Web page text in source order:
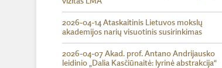
2026-04-14 Ataskaitinis Lietuvos mokslų
akademijos narių visuotinis susirinkimas
2026-04-07 Akad. prof. Antano Andrijausko
leidinio „Dalia Kasčiūnaitė: lyrinė abstrakcija“